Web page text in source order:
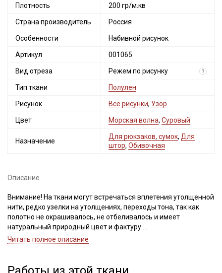
Плотность 200 гр/м.кв
Страна производитель Россия
Особенности Набивной рисунок
Артикул 001065
Вид отреза Режем по рисунку ?
Тип ткани Полулен
Рисунок Все рисунки, Узор
Цвет Морская волна, Суровый
Назначение
Для рюкзаков, сумок, Для
штор, Обивочная
Описание
Внимание! На ткани могут встречаться вплетения утолщенной
нити, редко узелки на утолщениях, переходы тона, так как
полотно не окрашивалось, не отбеливалось и имеет
натуральный природный цвет и фактуру.
Рисунок нанесен не по плетению нитей, при продаже отрез
Полулен, благодаря, своему натуральному составу
Читать полное описание